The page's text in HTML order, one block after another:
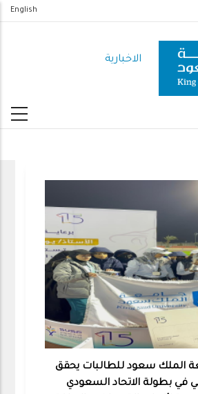
English
الاخبارية
الملك سعود للطالبات يحقق
في بطولة الاتحاد السعودي